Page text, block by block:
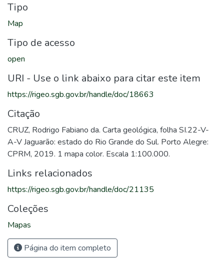
Tipo
Map
Tipo de acesso
open
URI - Use o link abaixo para citar este item
https://rigeo.sgb.gov.br/handle/doc/18663
Citação
CRUZ, Rodrigo Fabiano da. Carta geológica, folha SI.22-V-
A-V Jaguarão: estado do Rio Grande do Sul. Porto Alegre:
CPRM, 2019. 1 mapa color. Escala 1:100.000.
Links relacionados
https://rigeo.sgb.gov.br/handle/doc/21135
Coleções
Mapas
Página do item completo